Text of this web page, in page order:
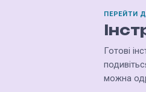
ПЕРЕЙТИ
Готові
можна